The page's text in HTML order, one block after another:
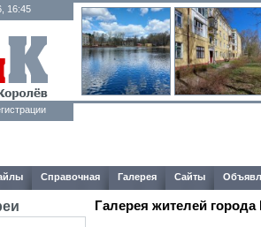
16:45
Справочная Галерея Сайты
Галерея жителей города